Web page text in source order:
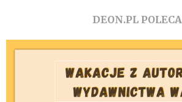
DEON.PL POLECA